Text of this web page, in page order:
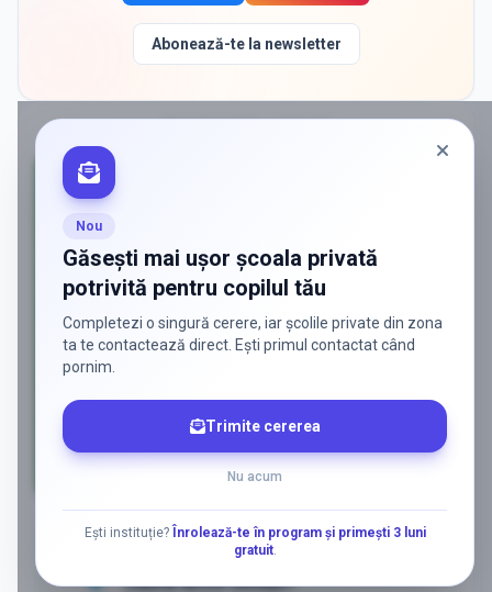
Abonează-te la newsletter
Nou
Găsești mai ușor școala privată
potrivită pentru copilul tău
Completezi o singură cerere, iar școlile private din zona
ta te contactează direct. Ești primul contactat când
pornim.
Trimite cererea
Nu acum
Ești instituție?
Înrolează-te în program și primești 3 luni
gratuit.
Vrei să ajungi la părinții care
caută activ soluții?